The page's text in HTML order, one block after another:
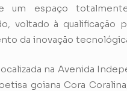
um espaço
voltado à qualificação
da inovação
na Avenida
goiana Cora